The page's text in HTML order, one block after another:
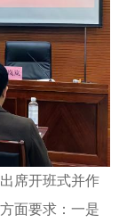
席开班式并作
面要求：一是